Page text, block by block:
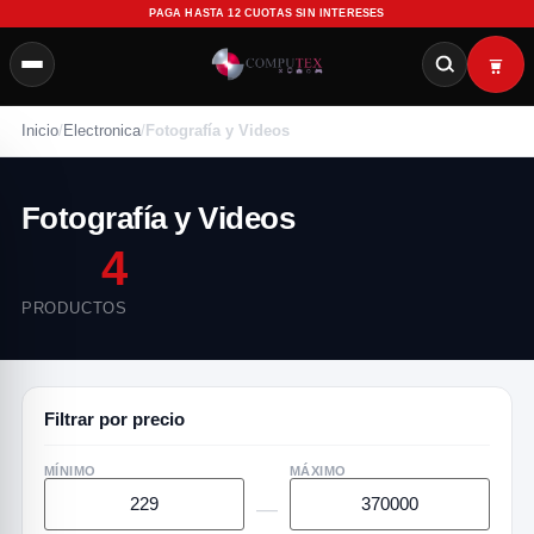
PAGA HASTA 12 CUOTAS SIN INTERESES
Inicio/ Electronica/ Fotografía y Videos
Fotografía y Videos
4
PRODUCTOS
Filtrar por precio
MÍNIMO
—
MÁXIMO